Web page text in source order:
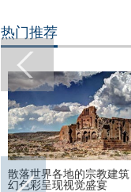
热门推荐
散落世界各地的宗教建
幻色彩呈现视觉盛宴